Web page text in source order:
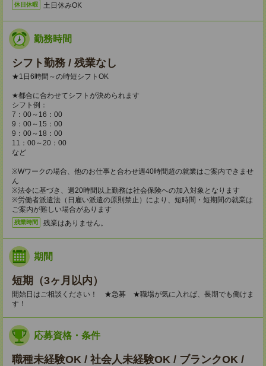
休日休暇 土日休みOK
勤務時間
シフト勤務 / 残業なし
★1日6時間～の時短シフトOK
★都合に合わせてシフトが決められます
シフト例：
7：00～16：00
9：00～15：00
9：00～18：00
11：00～20：00
など
※Wワークの場合、他のお仕事と合わせ週40時間超の就業はご案内できませ
ん
※法令に基づき、週20時間以上勤務は社会保険への加入対象となります
※労働者派遣法（日雇い派遣の原則禁止）により、短時間・短期間の就業は
ご案内が難しい場合があります
残業時間 残業はありません。
期間
短期（3ヶ月以内）
開始日はご相談ください！ ★急募 ★職場が気に入れば、長期でも働けま
す！
応募資格・条件
職種未経験OK / 社会人未経験OK / ブランクOK /